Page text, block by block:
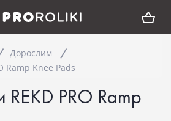
Дорослим
Ramp Knee Pads
REKD PRO Ramp